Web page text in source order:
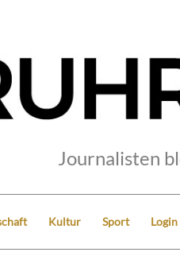
Journalisten
Kultur Sport Login